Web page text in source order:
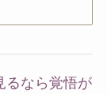
るなら覚悟が